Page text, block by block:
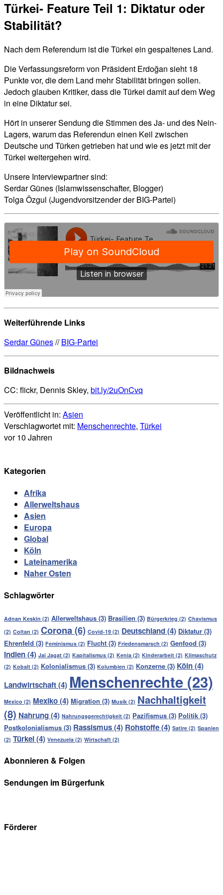
Türkei- Feature Teil 1: Diktatur oder
Stabilität?
Nach dem Referendum ist die Türkei ein gespaltenes Land.
Die Verfassungsreform von Präsident Erdoğan sieht 18
Punkte vor, die dem Land mehr Stabilität bringen sollen.
Jedoch glauben Kritiker, dass die Türkei damit auf dem Weg
in eine Diktatur sei.
Hört in unserer Sendung die Stimmen des Ja- und des Nein-
Lagers, warum das Referendun einen Keil zwischen
Deutsche und Türken getrieben hat und wie es jetzt mit der
Türkei weitergehen wird.
Unsere Interviewpartner sind:
Serdar Günes (Islamwissenschafter, Blogger)
Tolga Özgul (Jugendvorsitzender der BIG-Partei)
Weiterführende Links
Serdar Günes//BIG-Partei
Bildnachweis
CC: flickr, Dennis Skley, bit.ly/2uOnCvq
Veröffentlicht in: Asien
Verschlagwortet mit: Menschenrechte, Türkei
vor 10 Jahren
Kategorien
Afrika
Allerweltshaus
Asien
Europa
Global
Köln
Lateinamerika
Naher Osten
Schlagwörter
Adnan Keskin (2) Allerweltshaus (3) Brasilien (3) Bürgerkrieg (2) Chavismus
(2) Coltan (2) Corona(6) Covid-19 (2) Deutschland(4) Diktatur (3)
Ehrenfeld (3) Feminismus (2) Flucht (3) Friedensmarsch (2) Genfood (3)
Indien(4) Jai Jagat (2) Kapitalismus (2) Kenia (2) Kinderarbeit (2) Klimaschutz
(2) Kobalt (2) Kolonialismus (3) Kolumbien (2) Konzerne (3) Köln(4)
Landwirtschaft(4) Menschenrechte (23)
Mexico (2) Mexiko(4) Migration (3) Musik (2) Nachhaltigkeit
(8) Nahrung(4) Nahrungsgerechtigkeit (2) Pazifismus (3) Politik (3)
Postkolonialismus (3) Rassismus(4) Rohstoffe(4) Satire (2) Spanien
(2) Türkei(4) Venezuela (2) Wirtschaft (2)
Abonnieren & Folgen
Sendungen im Bürgerfunk
Förderer